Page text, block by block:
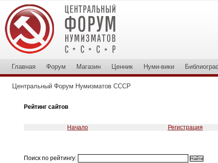
Главная Форум Магазин Ценник Нуми-вики
Центральный Форум Нумизматов СССР
Рейтинг сайтов
Начало Регистрация
Поиск по рейтингу: